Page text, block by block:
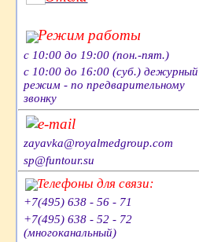
Режим работы
с 10:00 до 19:00 (пон.-пят.)
с 10:00 до 16:00 (суб.) дежурный
режим - по предварительному
звонку
e-mail
zayavka@royalmedgroup.com
sp@funtour.su
Телефоны для связи:
+7(495) 638 - 56 - 71
+7(495) 638 - 52 - 72
(многоканальный)